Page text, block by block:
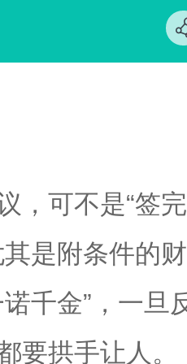
可不是“签完
是附条件的财
千金”，一旦
要拱手让人。